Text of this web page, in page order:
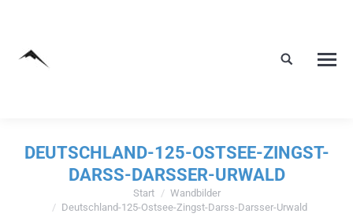
DEUTSCHLAND-125-OSTSEE-ZINGST-
DARSS-DARSSER-URWALD
Start
Wandbilder
Deutschland-125-Ostsee-Zingst-Darss-Darsser-Urwald